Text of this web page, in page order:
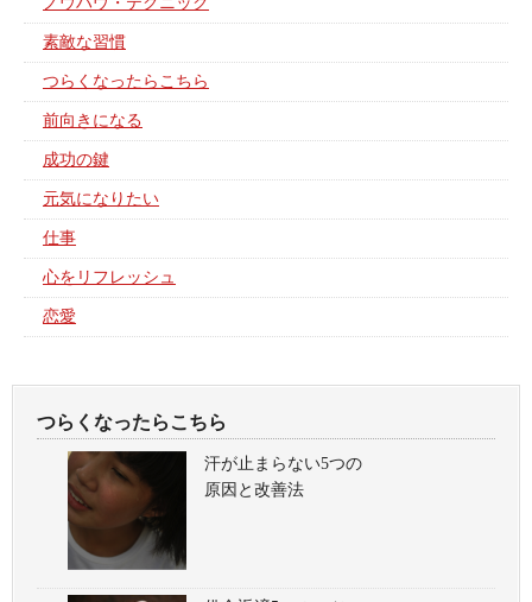
素敵な習慣
つらくなったらこちら
前向きになる
成功の鍵
元気になりたい
仕事
心をリフレッシュ
恋愛
つらくなったらこちら
汗が止まらない5つの
原因と改善法